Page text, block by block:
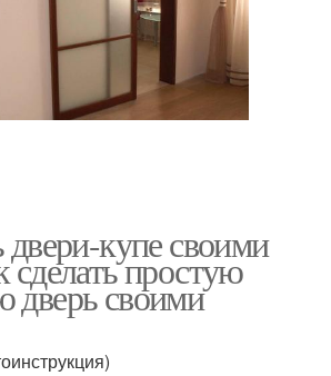
двери-купе своими
простую
дверь своими